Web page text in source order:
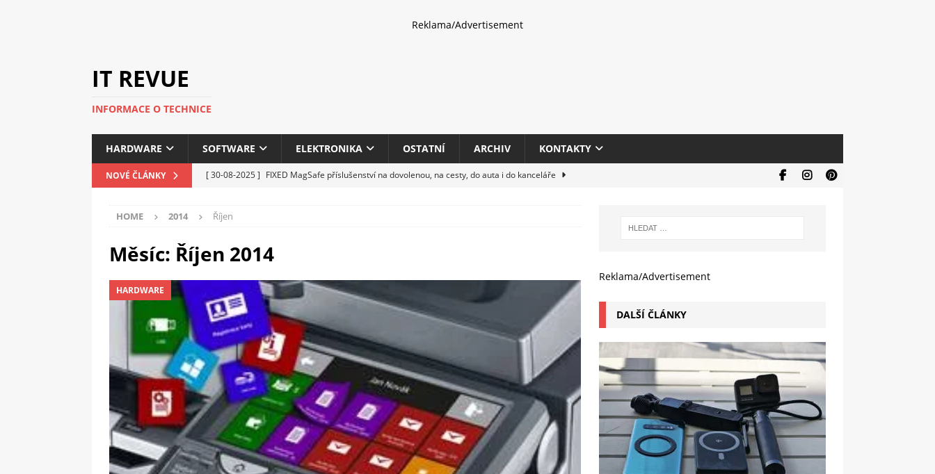
Reklama/Advertisement
IT REVUE
INFORMACE O TECHNICE
HARDWARE SOFTWARE ELEKTRONIKA OSTATNÍ ARCHIV KONTAKTY
NOVÉ ČLÁNKY [ 30-08-2025 ] FIXED MagSafe příslušenství na dovolenou, na cesty, do auta i do kanceláře
[ 14-05-2025 ]
kanceláře i domácnosti
C5100 a 6100
PERIFERIE
[ 09-05-2025 ]
Domácí pec na pizzu Cuisinart CPZ-120 promění vaši kuchyň na italskou
pizzerii
OSTATNÍ
[ 06-05-2025 ] Blockchain a růst krypto kasin: Co by měli vědět milovníci technologií
SOFTWARE
HOME 2014 Říjen
Měsíc: Říjen 2014
HARDWARE
Reklama/Advertisement
DALŠÍ ČLÁNKY